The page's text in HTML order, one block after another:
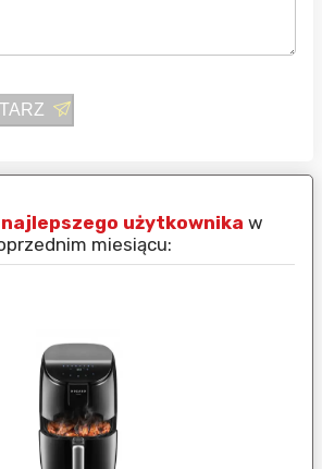
najlepszego użytkownika w
miesiącu: